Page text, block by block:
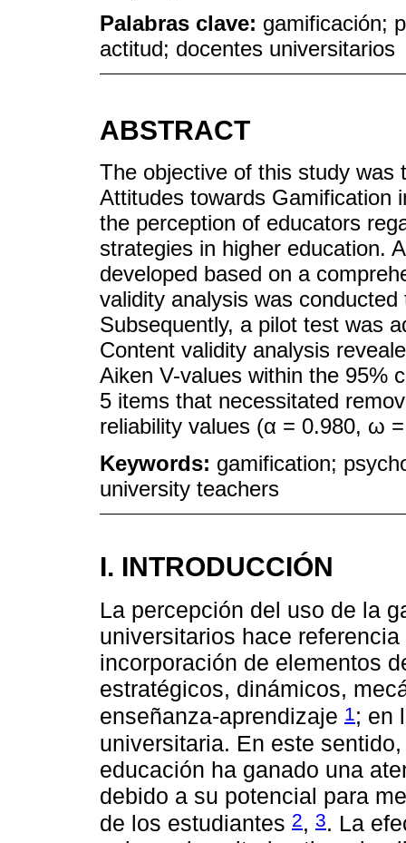
Palabras clave: gamificación;
actitud; docentes universitarios
ABSTRACT
The objective of this study was
Attitudes towards Gamification
the perception of educators
strategies in higher education.
developed based on a
validity analysis was
Subsequently, a pilot test was
Content validity analysis
Aiken V-values within the 95%
5 items that necessitated
reliability values (α = 0.980, ω
Keywords: gamification;
university teachers
I. INTRODUCCIÓN
La percepción del uso de la
universitarios hace
incorporación de elementos
estratégicos, dinámicos,
enseñanza-aprendizaje 1 ; en
universitaria. En este
educación ha ganado una
debido a su potencial para
de los estudiantes 2, 3. La